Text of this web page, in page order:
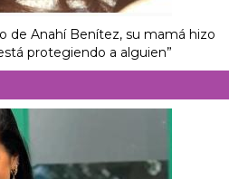
de Anahí Benítez, su mamá hizo
protegiendo a alguien”